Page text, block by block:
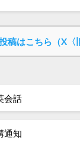
稿はこちら（X〈
会話
通知